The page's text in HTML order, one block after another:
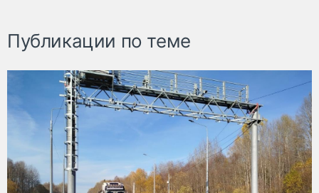
Публикации по теме